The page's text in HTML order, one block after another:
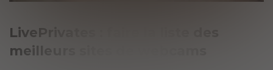
LivePrivates : faire la liste des
meilleurs sites de webcams